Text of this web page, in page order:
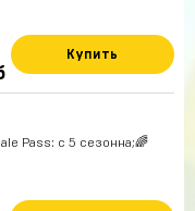
Купить
Pass: с 5 сезонна;🌈